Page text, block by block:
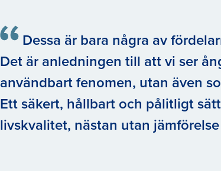
Dessa är bara några av
Det är anledningen till att vi ser
användbart fenomen, utan även
Ett säkert, hållbart och pålitligt
livskvalitet, nästan utan